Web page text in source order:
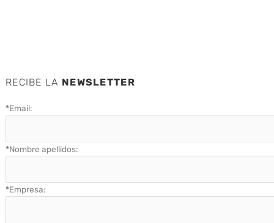
RECIBE LA NEWSLETTER
*Email:
*Nombre apellidos:
*Empresa: